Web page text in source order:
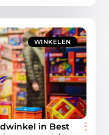
WINKELEN
in Best